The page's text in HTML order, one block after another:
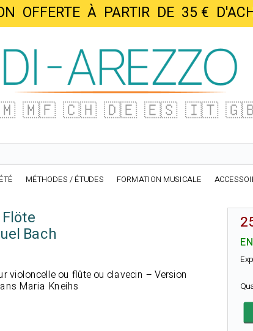
OFFERTE À PARTIR DE 35 €
🇲🇫 🇨🇭 🇩🇪 🇪🇸 🇮🇹
MÉTHODES / ÉTUDES FORMATION MUSICALE
Bach
violoncelle ou flûte ou clavecin – Version
Maria Kneihs